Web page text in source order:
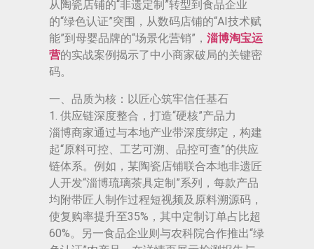
从陶瓷店铺的“非遗定制”转型到食品企业
的“绿色认证”突围，从数码店铺的“AI技术赋
能”到母婴品牌的“场景化营销”， 淄博淘宝运
营的实战案例揭示了中小商家破局的关键密
码。
一、品质为核：以匠心筑牢信任基石
1. 供应链深度整合，打造“硬核”产品力
淄博商家通过与本地产业带深度绑定，构建
起“原料可控、工艺可溯、品控可查”的供应
链体系。例如，某陶瓷店铺联合本地非遗匠
人开发“淄博琉璃茶具定制”系列，每款产品
均附带匠人制作过程短视频及原料溯源码，
使复购率提升至35%，其中定制订单占比超
60%。另一食品企业则与农科院合作推出“绿